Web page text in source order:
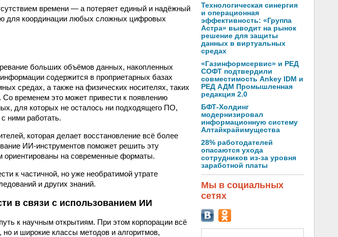
времени — а потеряет единый и надёжный
для координации любых сложных цифровых
больших объёмов данных, накопленных
содержится в проприетарных базах
средах, а также на физических носителях, таких
Со временем это может привести к появлению
для которых не осталось ни подходящего ПО,
ними работать.
которая делает восстановление всё более
ИИ-инструментов поможет решить эту
ориентированы на современные форматы.
к частичной, но уже необратимой утрате
и других знаний.
в связи с использованием ИИ
к научным открытиям. При этом корпорации всё
и широкие классы методов и алгоритмов,
Технологическая синергия
и операционная
эффективность: «Группа
Астра» выводит на рынок
решение для защиты
данных в виртуальных
средах
«Газинформсервис» и РЕД
СОФТ подтвердили
совместимость Ankey IDM и
РЕД АДМ Промышленная
редакция 2.0
БФТ-Холдинг
модернизировал
информационную систему
Алтайкрайимущества
28% работодателей
опасаются ухода
сотрудников из-за уровня
заработной платы
Мы в социальных
сетях